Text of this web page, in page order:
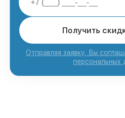
Получить
Отправляя заявку, Вы
персональных